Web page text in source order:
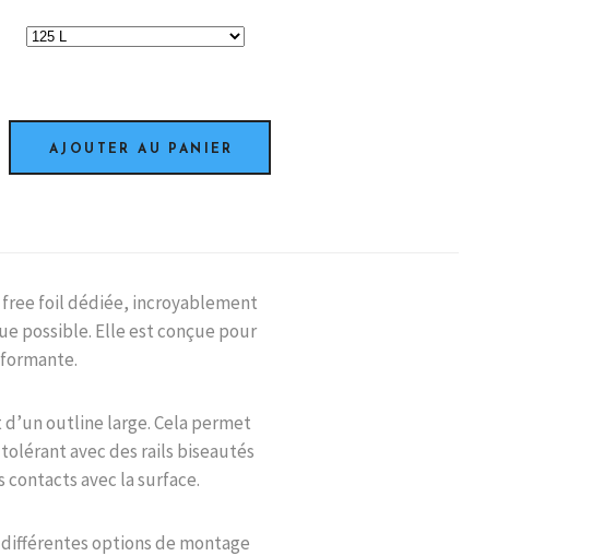
AJOUTER AU PANIER
free foil dédiée, incroyablement
possible. Elle est conçue pour
outline large. Cela permet
avec des rails biseautés
avec la surface.
options de montage